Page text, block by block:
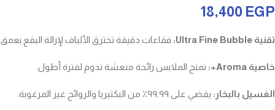
18,400 EGP
تقنية Ultra Fine Bubble: فقاعات دقيقة تخترق الألياف لإزالة البقع بعمق.
خاصية Aroma+: تمنح الملابس رائحة منعشة تدوم لفترة أطول.
الغسيل بالبخار: يقضي على ٩٩.٩٩٪ من البكتيريا والروائح غير المرغوبة.